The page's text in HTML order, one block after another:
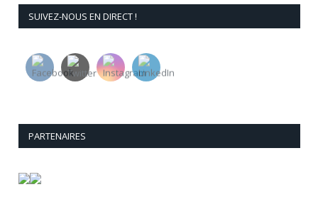
SUIVEZ-NOUS EN DIRECT !
PARTENAIRES